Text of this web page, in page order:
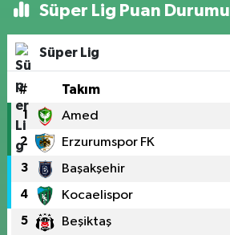
Süper Lig Puan Durumu
Süper Lig
# Takım
1 Amed
2 Erzurumspor FK
3 Başakşehir
4 Kocaelispor
5 Beşiktaş